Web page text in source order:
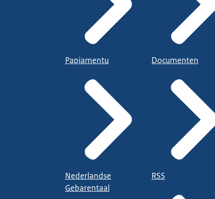
Papiamentu
Nederlandse
Gebarentaal
Documenten
RSS